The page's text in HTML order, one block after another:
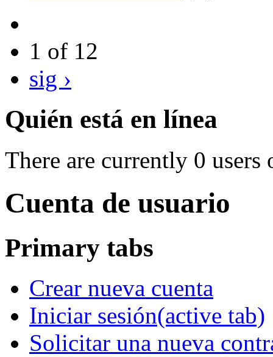
1 of 12
sig ›
Quién está en línea
There are currently 0 users
Cuenta de usuario
Primary tabs
Crear nueva cuenta
Iniciar sesión(active tab)
Solicitar una nueva